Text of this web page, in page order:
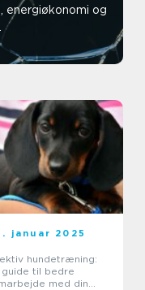
energiøkonomi og
januar 2025
hundetræning:
guide til bedre
med din